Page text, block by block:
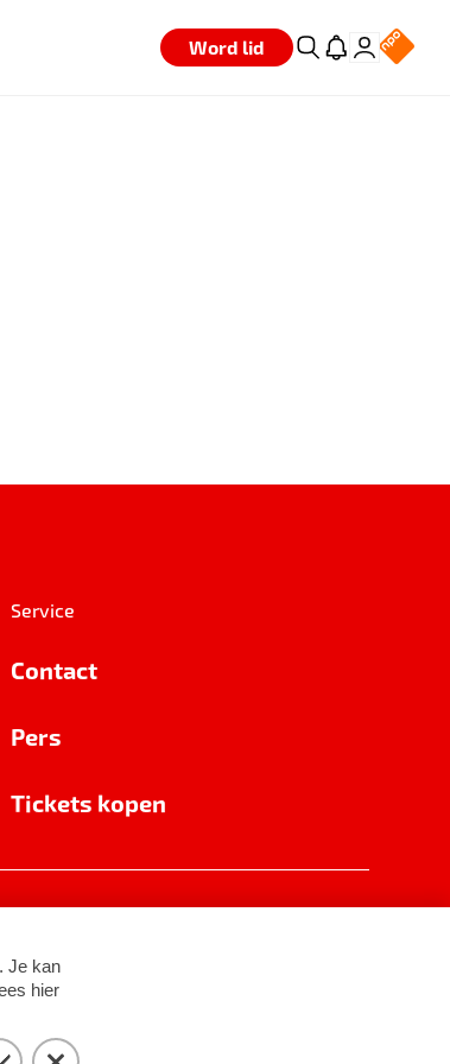
Word lid
Service
Contact
Pers
Tickets kopen